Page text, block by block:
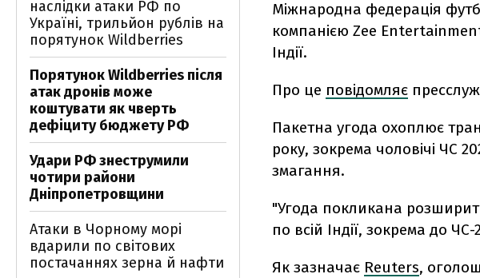
Міжнародна федерація
компанією Zee
Індії.
Про це повідомляє
Пакетна угода охоплює
року, зокрема чоловічі ЧС
змагання.
"Угода покликана
по всій Індії, зокрема до
Як зазначає Reuters,
наслідки атаки РФ по
Україні, трильйон рублів на
порятунок Wildberries
Порятунок Wildberries після
атак дронів може
коштувати як чверть
дефіциту бюджету РФ
Удари РФ знеструмили
чотири райони
Дніпропетровщини
Атаки в Чорному морі
вдарили по світових
постачаннях зерна й нафти